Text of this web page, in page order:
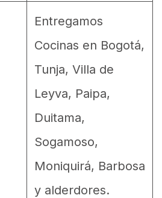
Entregamos
Cocinas en Bogotá,
Tunja, Villa de
Leyva, Paipa,
Duitama,
Sogamoso,
Moniquirá, Barbosa
y alderdores.